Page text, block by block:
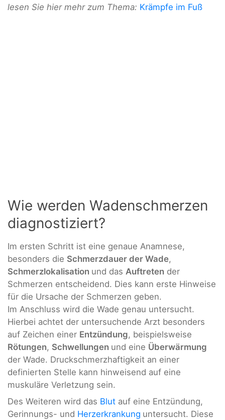
lesen Sie hier mehr zum Thema: Krämpfe im Fuß
Wie werden Wadenschmerzen
diagnostiziert?
Im ersten Schritt ist eine genaue Anamnese,
besonders die Schmerzdauer der Wade,
Schmerzlokalisation und das Auftreten der
Schmerzen entscheidend. Dies kann erste Hinweise
für die Ursache der Schmerzen geben.
Im Anschluss wird die Wade genau untersucht.
Hierbei achtet der untersuchende Arzt besonders
auf Zeichen einer Entzündung, beispielsweise
Rötungen, Schwellungen und eine Überwärmung
der Wade. Druckschmerzhaftigkeit an einer
definierten Stelle kann hinweisend auf eine
muskuläre Verletzung sein.
Des Weiteren wird das Blut auf eine Entzündung,
Gerinnungs- und Herzerkrankung untersucht. Diese